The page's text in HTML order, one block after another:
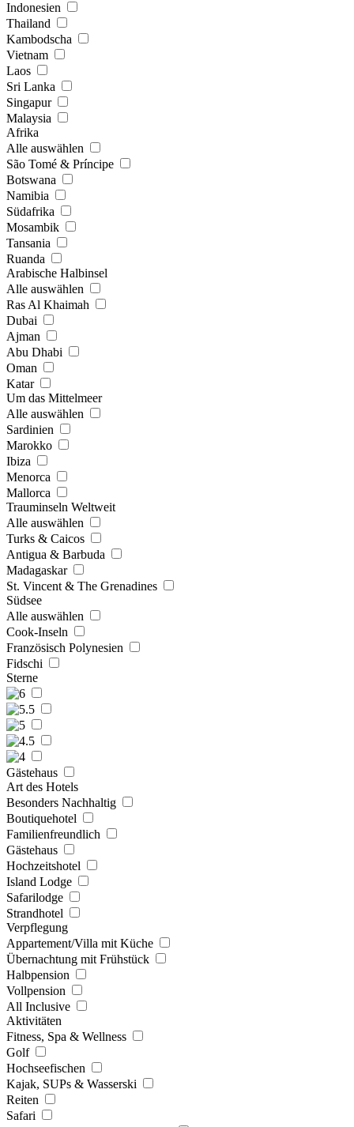
Indonesien
Thailand
Kambodscha
Vietnam
Laos
Sri Lanka
Singapur
Malaysia
Afrika
Alle auswählen
São Tomé & Príncipe
Botswana
Namibia
Südafrika
Mosambik
Tansania
Ruanda
Arabische Halbinsel
Alle auswählen
Ras Al Khaimah
Dubai
Ajman
Abu Dhabi
Oman
Katar
Um das Mittelmeer
Alle auswählen
Sardinien
Marokko
Ibiza
Menorca
Mallorca
Trauminseln Weltweit
Alle auswählen
Turks & Caicos
Antigua & Barbuda
Madagaskar
St. Vincent & The Grenadines
Südsee
Alle auswählen
Cook-Inseln
Französisch Polynesien
Fidschi
Sterne
Gästehaus
Art des Hotels
Besonders Nachhaltig
Boutiquehotel
Familienfreundlich
Gästehaus
Hochzeitshotel
Island Lodge
Safarilodge
Strandhotel
Verpflegung
Appartement/Villa mit Küche
Übernachtung mit Frühstück
Halbpension
Vollpension
All Inclusive
Aktivitäten
Fitness, Spa & Wellness
Golf
Hochseefischen
Kajak, SUPs & Wasserski
Reiten
Safari